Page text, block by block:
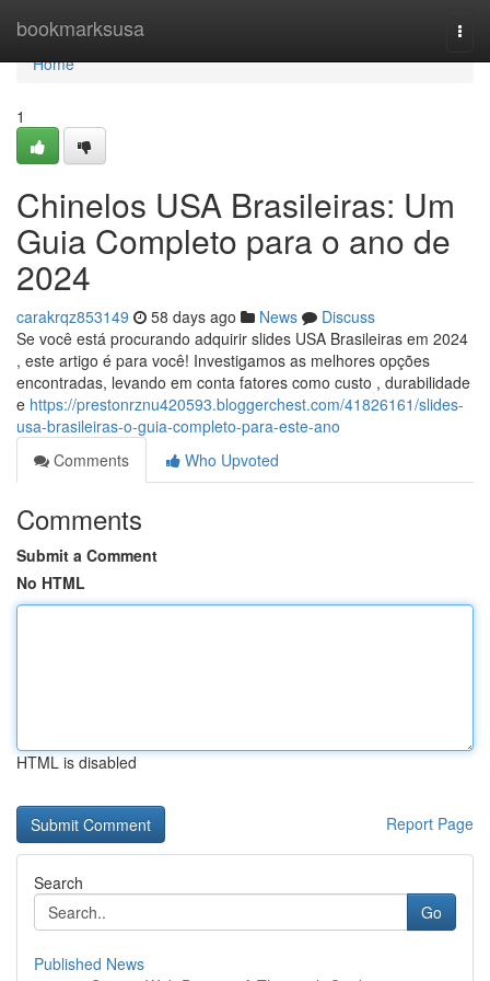
bookmarksusa
Home
Home
1
Chinelos USA Brasileiras: Um
Guia Completo para o ano de
2024
carakrqz853149 58 days ago News
Discuss
Se você está procurando adquirir slides USA Brasileiras em 2024
, este artigo é para você! Investigamos as melhores opções
encontradas, levando em conta fatores como custo , durabilidade
e https://prestonrznu420593.bloggerchest.com/41826161/slides-
usa-brasileiras-o-guia-completo-para-este-ano
Comments
Who Upvoted
Comments
Submit a Comment
No HTML
HTML is disabled
Report Page
Search
Go
Published News